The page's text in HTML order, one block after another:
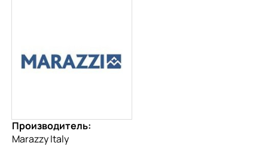
Производитель:
Marazzy Italy